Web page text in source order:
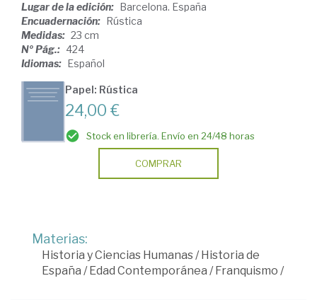
Lugar de la edición: Barcelona. España
Encuadernación: Rústica
Medidas: 23 cm
Nº Pág.: 424
Idiomas: Español
Papel: Rústica
24,00 €
Stock en librería. Envío en 24/48 horas
COMPRAR
Materias:
Historia y Ciencias Humanas/Historia de
España /Edad Contemporánea /Franquismo /